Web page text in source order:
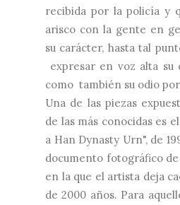
recibida por la policía y
arisco con la gente en
su carácter, hasta tal
expresar en voz alta su
como también su odio
Una de las piezas
de las más conocidas es
a Han Dynasty Urn", de
documento fotográfico
en la que el artista deja
de 2000 años. Para